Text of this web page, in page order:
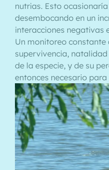
nutrias. Esto
desembocando en un
interacciones negativas
Un monitoreo constante
supervivencia,
de la especie, y de su
entonces necesario